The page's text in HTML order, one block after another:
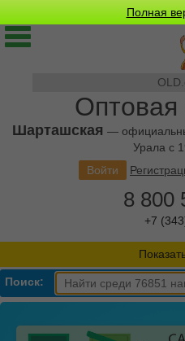
Полная
Шарташская —
Урала с
Войти
8 800
+7
Поиск: